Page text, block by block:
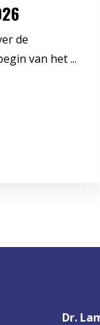
de
van het ...
Dr.